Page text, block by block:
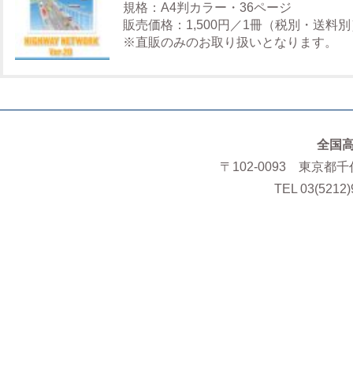
規格：A4判カラー・36ページ
販売価格：1,500円／1冊（税別・送料別
※直販のみのお取り扱いとなります。
全国
〒102-0093 東京都千
TEL